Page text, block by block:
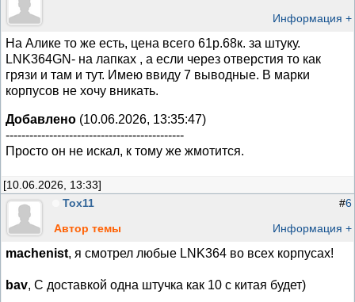
Информация +
На Алике то же есть, цена всего 61р.68к. за штуку.
LNK364GN- на лапках , а если через отверстия то как
грязи и там и тут. Имею ввиду 7 выводные. В марки
корпусов не хочу вникать.
Добавлено (10.06.2026, 13:35:47)
---------------------------------------------
Просто он не искал, к тому же жмотится.
[10.06.2026, 13:33]
Тох11
Автор темы
#6
Информация +
machenist, я смотрел любые LNK364 во всех корпусах!
bav, С доставкой одна штучка как 10 с китая будет)